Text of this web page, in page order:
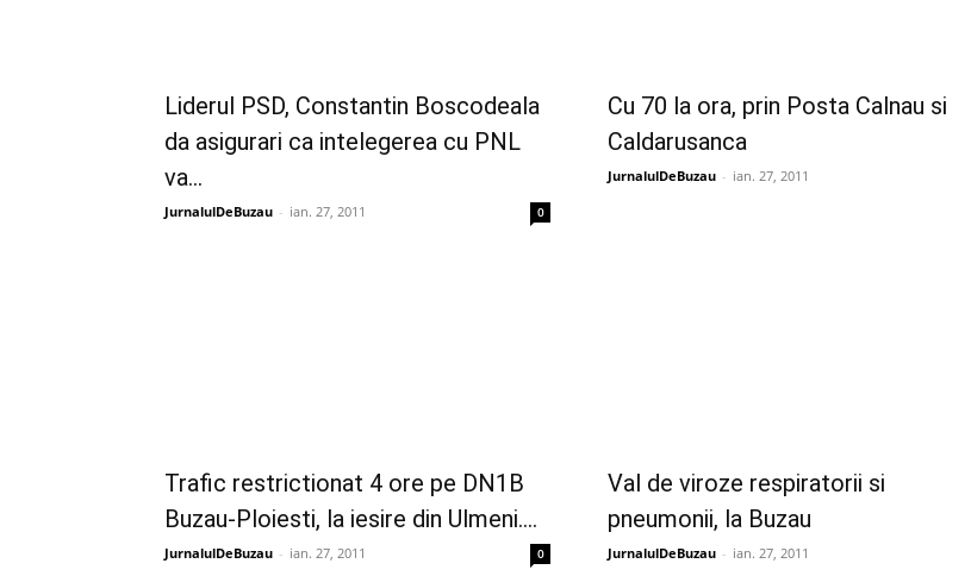
Liderul PSD, Constantin Boscodeala
da asigurari ca intelegerea cu PNL
va...
JurnalulDeBuzau - ian. 27, 2011 0
Cu 70 la ora, prin Posta Calnau si
Caldarusanca
JurnalulDeBuzau - ian. 27, 2011
Trafic restrictionat 4 ore pe DN1B
Buzau-Ploiesti, la iesire din Ulmeni....
JurnalulDeBuzau - ian. 27, 2011 0
Val de viroze respiratorii si
pneumonii, la Buzau
JurnalulDeBuzau - ian. 27, 2011